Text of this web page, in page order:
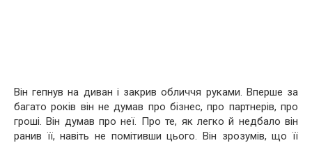
Він гепнув на диван і закрив обличчя руками. Вперше за
багато років він не думав про бізнес, про партнерів, про
гроші. Він думав про неї. Про те, як легко й недбало він
ранив її, навіть не помітивши цього. Він зрозумів, що її